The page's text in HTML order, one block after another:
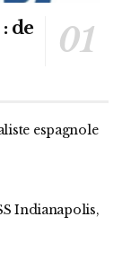
de
espagnole
Indianapolis,